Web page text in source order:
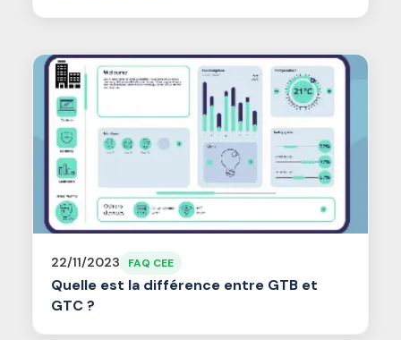
22/11/2023 FAQ CEE
Quelle est la différence entre GTB et
GTC ?